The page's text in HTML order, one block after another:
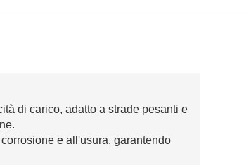
di carico, adatto a strade pesanti e
e all'usura, garantendo